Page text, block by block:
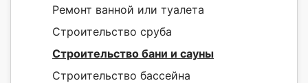
Ремонт ванной или туалета
Строительство сруба
Строительство бани и сауны
Строительство бассейна